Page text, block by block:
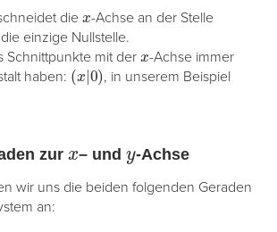
die -Achse an der Stelle
einzige Nullstelle.
Schnittpunkte mit der
-Achse immer
haben: (x|0) , in unserem Beispiel
zur – und -Achse
wir uns die beiden folgenden Geraden
an: